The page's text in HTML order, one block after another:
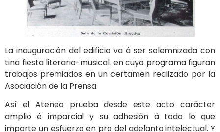
La inauguración del edificio va á ser solemnizada con
tina fiesta literario-musical, en cuyo programa figuran
trabajos premiados en un certamen realizado por la
Asociación de la Prensa.
Así el Ateneo prueba desde este acto carácter
amplio é imparcial y su adhesión á todo lo que
importe un esfuerzo en pro del adelanto intelectual. Y